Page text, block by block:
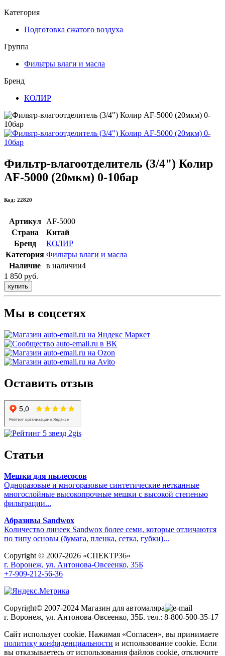
Категория
Подготовка сжатого воздуха
Группа
Фильтры влаги и масла
Бренд
КОЛИР
Фильтр-влагоотделитель (3/4") Колир
AF-5000 (20мкм) 0-10бар
Код: 22820
Артикул
AF-5000
Страна
Китай
Бренд
КОЛИР
Категория Фильтры влаги и масла
Наличие
в наличии4
1 850 руб.
купить
Мы в соцсетях
Оставить отзыв
Статьи
Мешки для пылесосов
Одноразовые и многоразовые синтетические нетканные
многослойные высокопрочные мешки с высокой степенью
фильтрации...
Абразивы Sandwox
Количество линеек Sandwox более семи, которые отличаются
по типу основы (бумага, пленка, сетка, губки)...
Copyright © 2007-2026 «СПЕКТР36»
г. Воронеж, ул. Антонова-Овсеенко, 35Б
+7-909-212-56-36
Copyright© 2007-2024 Магазин для автомаляра
г. Воронеж, ул. Антонова-Овсеенко, 35Б. тел.: 8-800-500-35-17
Сайт использует cookie. Нажимая «Согласен», вы принимаете
политику конфиденциальности и использование cookie. Если
вы отказываетесь от использования файлов cookie, отключите